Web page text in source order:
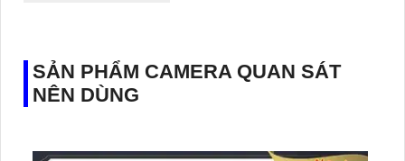
SẢN PHẨM CAMERA QUAN SÁT
NÊN DÙNG